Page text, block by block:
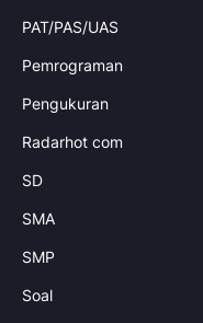
PAT/PAS/UAS
Pemrograman
Pengukuran
Radarhot com
SD
SMA
SMP
Soal